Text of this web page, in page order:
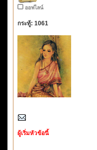
ออฟไลน์
กระทู้: 1061
ผู้เริ่มหัวข้อนี้